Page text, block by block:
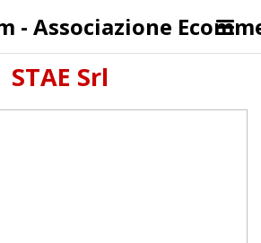
STAE Srl